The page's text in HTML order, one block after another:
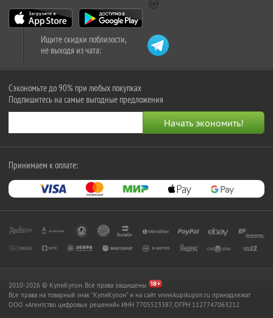
Ищите скидки поблизости,
не выходя из чата:
Сэкономьте до 90% при любых покупках
Подпишитесь на самые выгодные предложения
Принимаем к оплате:
2010-2026 © КупиКупон. Все права защищены.
Все права на товарный знак "КупиКупон" и на сайт www.kupikupon.ru принадлежат
OOO «Агентство цифровых решений» ИНН 7705523387, ОГРН 1127747063212